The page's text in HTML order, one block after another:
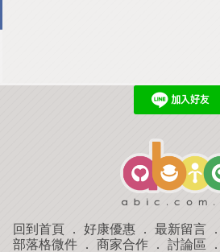
回到首頁 ． 好康優惠 ． 最新留言 ．
部落格微件． 商家合作． 討論區 ．